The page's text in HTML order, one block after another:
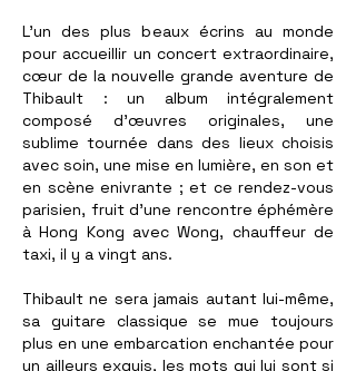
L’un des plus beaux écrins au monde
pour accueillir un concert extraordinaire,
cœur de la nouvelle grande aventure de
Thibault : un album intégralement
composé d’œuvres originales, une
sublime tournée dans des lieux choisis
avec soin, une mise en lumière, en son et
en scène enivrante ; et ce rendez-vous
parisien, fruit d’une rencontre éphémère
à Hong Kong avec Wong, chauffeur de
taxi, il y a vingt ans.
Thibault ne sera jamais autant lui-même,
sa guitare classique se mue toujours
plus en une embarcation enchantée pour
un ailleurs exquis, les mots qui lui sont si